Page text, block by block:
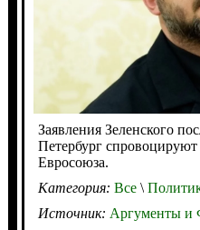
Заявления Зеленского
Петербург
Евросоюза.
Категория: Все\
Источник: Аргументы и